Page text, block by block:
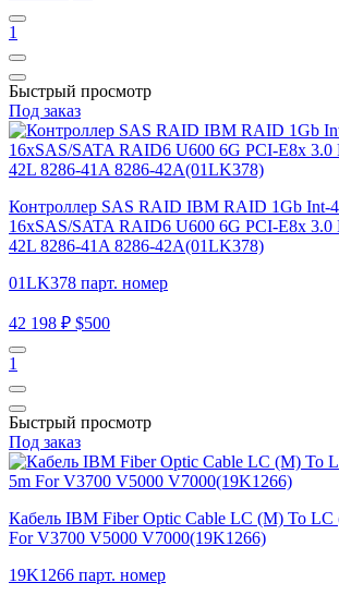
1
Быстрый просмотр
Под заказ
Контроллер SAS RAID IBM RAID 1Gb Int-
16xSAS/SATA RAID6 U600 6G PCI-E8x 3.0
42L 8286-41A 8286-42A(01LK378)
01LK378 парт. номер
42 198 ₽ $500
1
Быстрый просмотр
Под заказ
Кабель IBM Fiber Optic Cable LC (M) To
For V3700 V5000 V7000(19K1266)
19K1266 парт. номер